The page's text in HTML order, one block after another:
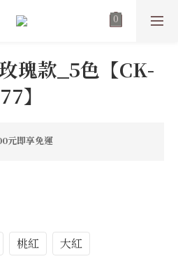
瑰款_5色【CK-
77】
元即享免運
桃紅 大紅